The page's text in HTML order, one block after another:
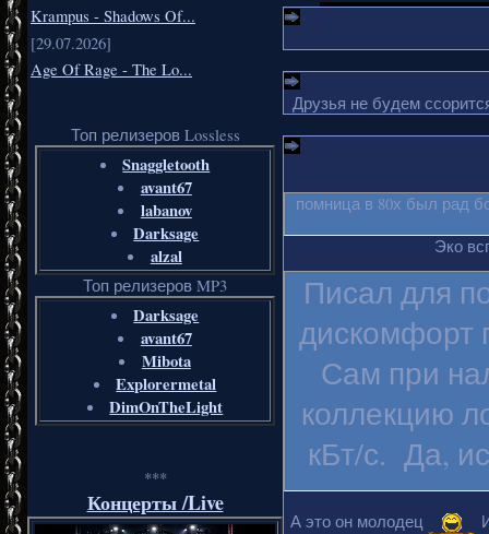
Krampus - Shadows Of...
[29.07.2026]
Age Of Rage - The Lo...
Топ релизеров Lossless
Snaggletooth
avant67
labanov
Darksage
alzal
Топ релизеров MP3
Darksage
avant67
Mibota
Explorermetal
DimOnTheLight
***
Концерты /Live
Друзья не будем
помница в 80х был рад
Эко
Писал для
дискомфорт
Сам при
коллекцию
кБт/с. Да,
А это он молодец